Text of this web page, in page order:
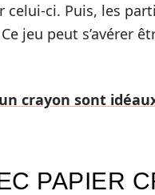
ci. Puis, les
jeu peut s’avérer
crayon sont
PAPIER